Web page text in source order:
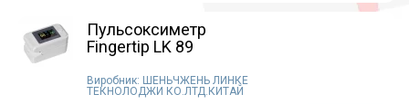
Пульсоксиметр
Fingertip LK 89
Виробник: ШЕНЬЧЖЕНЬ ЛИНКЕ
ТЕКНОЛОДЖИ КО.ЛТД.КИТАЙ